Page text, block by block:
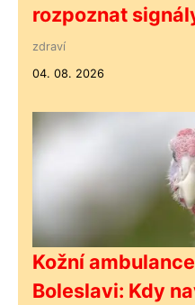
rozpoznat
zdraví
04. 08. 2026
Kožní
Boleslavi: Kdy